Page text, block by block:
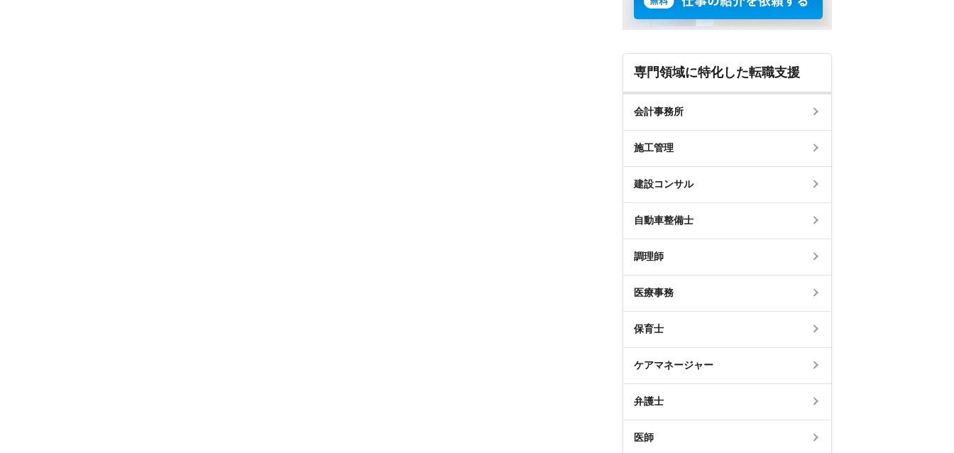
専門領域に特化した転職支援
会計事務所
施工管理
建設コンサル
自動車整備士
調理師
医療事務
保育士
ケアマネージャー
弁護士
医師